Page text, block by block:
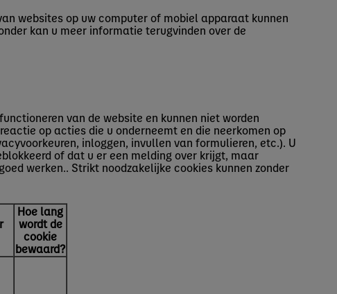
websites op uw computer of mobiel apparaat kunnen
kan u meer informatie terugvinden over de
van de website en kunnen niet worden
op acties die u onderneemt en die neerkomen op
inloggen, invullen van formulieren, etc.). U
of dat u er een melding over krijgt, maar
werken.. Strikt noodzakelijke cookies kunnen zonder
Hoe lang
wordt de
cookie
bewaard?